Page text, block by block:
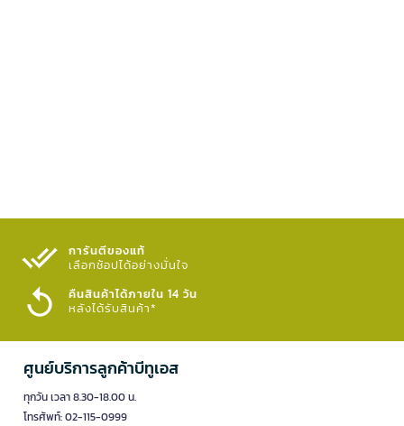
การันตีของแท้
เลือกช้อปได้อย่างมั่นใจ​
คืนสินค้าได้ภายใน 14 วัน
หลังได้รับสินค้า*
ศูนย์บริการลูกค้าบีทูเอส
ทุกวัน เวลา 8.30-18.00 น.
โทรศัพท์: 02-115-0999